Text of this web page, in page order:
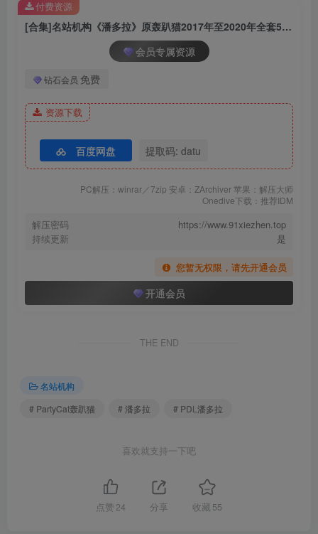
[PDL潘多拉] 2019.10.10 NO.470
[PDL潘多拉] 2019.10.08 NO.469
[PDL潘多拉] 2019.10.02 NO.467
[PDL潘多拉] 2019.09.28 NO.464
[PDL潘多拉] 2019.09.26 NO.463
[PDL潘多拉] 2019.09.26 NO.462
[PDL潘多拉] 2019.09.23 NO.461
[PDL潘多拉] 2019.09.22 NO.460
[PDL潘多拉] 2019.09.20 NO.458
[PDL潘多拉] 2019.09.17 NO.456
[PDL潘多拉] 2019.09.09 NO.453
[PDL潘多拉] 2019.09.06 NO.452
[PDL潘多拉] 2019.09.03 NO.450
[PDL潘多拉] 2019.08.28 NO.448
[PDL潘多拉] 2019.08.20 NO.445
[PDL潘多拉] 2019.08.16 NO.443
[PDL潘多拉] 2019.08.11 NO.439
[PDL潘多拉] 2019.08.11 NO.438
[合集]名站机构《潘多拉》原轰趴猫2017年至2020年全套551期[209.33G]
会员专属资源
钻石会员 免费
资源下载
百度网盘 提取码: datu
PC解压：winrar／7zip 安卓：ZArchiver 苹果：解压大师
Onedive下载：推荐IDM
解压密码
https://www.91xiezhen.top
持续更新
是
您暂无权限，请先开通会员
开通会员
付费资源
THE END
名站机构
# PartyCat轰趴猫
# 潘多拉 # PDL潘多拉
喜欢就支持一下吧
点赞 24 分享 收藏 55